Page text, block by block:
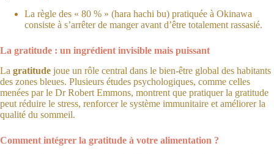
La règle des « 80 % » (hara hachi bu) pratiquée à Okinawa
consiste à s’arrêter de manger avant d’être totalement rassasié.
La gratitude : un ingrédient invisible mais puissant
La gratitude joue un rôle central dans le bien-être global des habitants
des zones bleues. Plusieurs études psychologiques, comme celles
menées par le Dr Robert Emmons, montrent que pratiquer la gratitude
peut réduire le stress, renforcer le système immunitaire et améliorer la
qualité du sommeil.
Comment intégrer la gratitude à votre alimentation ?